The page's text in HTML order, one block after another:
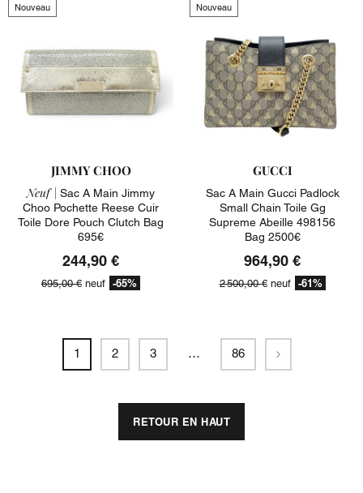
Nouveau
JIMMY CHOO
Neuf | Sac A Main Jimmy
Choo Pochette Reese Cuir
Toile Dore Pouch Clutch Bag
695€
244,90 €
695,00 € neuf -65%
Nouveau
GUCCI
Sac A Main Gucci Padlock
Small Chain Toile Gg
Supreme Abeille 498156
Bag 2500€
964,90 €
2 500,00 €neuf -61%
1 2 3 … 86 Suivant
RETOUR EN HAUT